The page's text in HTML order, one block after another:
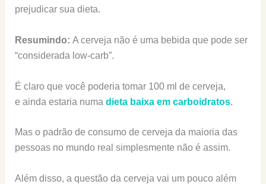
prejudicar sua dieta.
Resumindo: A cerveja não é uma bebida que pode ser
“considerada low-carb”.
É claro que você poderia tomar 100 ml de cerveja,
e ainda estaria numa dieta baixa em carboidratos.
Mas o padrão de consumo de cerveja da maioria das
pessoas no mundo real simplesmente não é assim.
Além disso, a questão da cerveja vai um pouco além